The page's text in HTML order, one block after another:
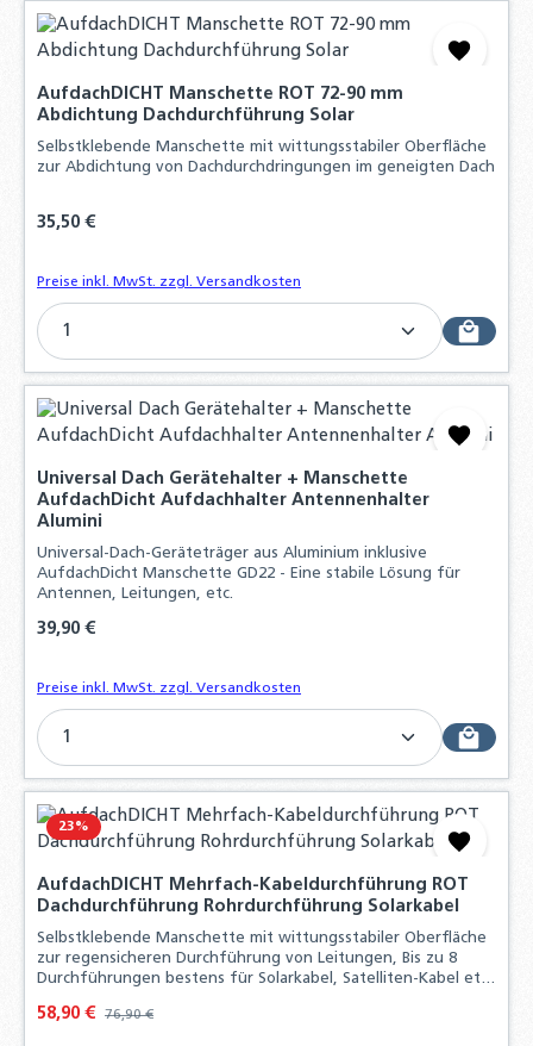
AufdachDICHT Manschette ROT 72-90 mm
Abdichtung Dachdurchführung Solar
Selbstklebende Manschette mit wittungsstabiler Oberfläche
zur Abdichtung von Dachdurchdringungen im geneigten Dach
Regulärer Preis:
35,50 €
Preise inkl. MwSt. zzgl. Versandkosten
Produkt Anzahl: Gib den gewünschten Wert
Universal Dach Gerätehalter + Manschette
AufdachDicht Aufdachhalter Antennenhalter
Alumini
Universal-Dach-Geräteträger aus Aluminium inklusive
AufdachDicht Manschette GD22 - Eine stabile Lösung für
Antennen, Leitungen, etc.
Regulärer Preis:
39,90 €
Preise inkl. MwSt. zzgl. Versandkosten
Produkt Anzahl: Gib den gewünschten Wert
23%
AufdachDICHT Mehrfach-Kabeldurchführung ROT
Dachdurchführung Rohrdurchführung Solarkabel
Selbstklebende Manschette mit wittungsstabiler Oberfläche
zur regensicheren Durchführung von Leitungen, Bis zu 8
Durchführungen bestens für Solarkabel, Satelliten-Kabel etc.
Witterungsstabil - bleifrei - da
Verkaufspreis:
58,90 € Regulärer Preis:
76,90 €